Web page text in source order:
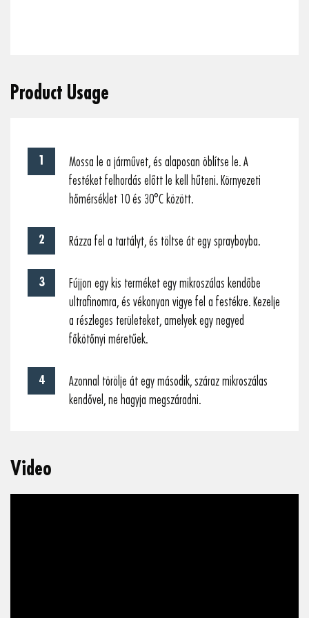
Product Usage
Mossa le a járművet, és alaposan öblítse le. A
festéket felhordás előtt le kell hűteni. Környezeti
hőmérséklet 10 és 30°C között.
Rázza fel a tartályt, és töltse át egy sprayboyba.
Fújjon egy kis terméket egy mikroszálas kendőbe
ultrafinomra, és vékonyan vigye fel a festékre. Kezelje
a részleges területeket, amelyek egy negyed
főkötőnyi méretűek.
Azonnal törölje át egy második, száraz mikroszálas
kendővel, ne hagyja megszáradni.
Video